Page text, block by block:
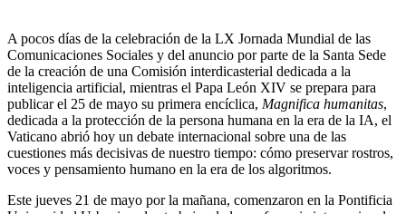
A pocos días de la celebración de la LX Jornada Mundial de las
Comunicaciones Sociales y del anuncio por parte de la Santa Sede
de la creación de una Comisión interdicasterial dedicada a la
inteligencia artificial, mientras el Papa León XIV se prepara para
publicar el 25 de mayo su primera encíclica, Magnifica humanitas,
dedicada a la protección de la persona humana en la era de la IA, el
Vaticano abrió hoy un debate internacional sobre una de las
cuestiones más decisivas de nuestro tiempo: cómo preservar rostros,
voces y pensamiento humano en la era de los algoritmos.
Este jueves 21 de mayo por la mañana, comenzaron en la Pontificia